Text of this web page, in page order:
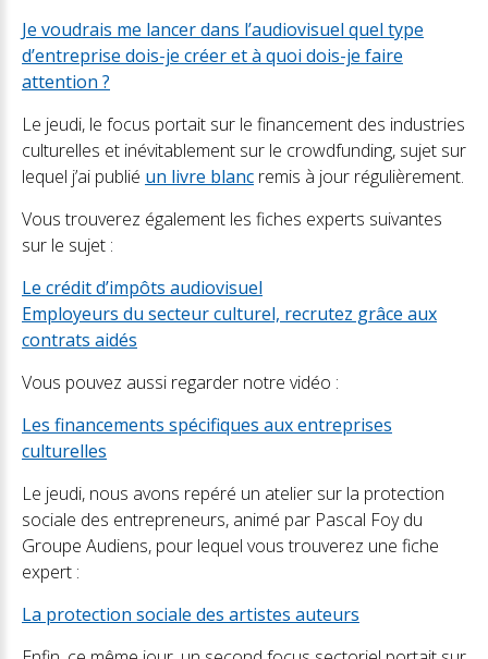
Je voudrais me lancer dans l’audiovisuel quel type
d’entreprise dois-je créer et à quoi dois-je faire
attention ?
Le jeudi, le focus portait sur le financement des industries
culturelles et inévitablement sur le crowdfunding, sujet sur
lequel j’ai publié un livre blanc remis à jour régulièrement.
Vous trouverez également les fiches experts suivantes
sur le sujet :
Le crédit d’impôts audiovisuel
Employeurs du secteur culturel, recrutez grâce aux
contrats aidés
Vous pouvez aussi regarder notre vidéo :
Les financements spécifiques aux entreprises
culturelles
Le jeudi, nous avons repéré un atelier sur la protection
sociale des entrepreneurs, animé par Pascal Foy du
Groupe Audiens, pour lequel vous trouverez une fiche
expert :
La protection sociale des artistes auteurs